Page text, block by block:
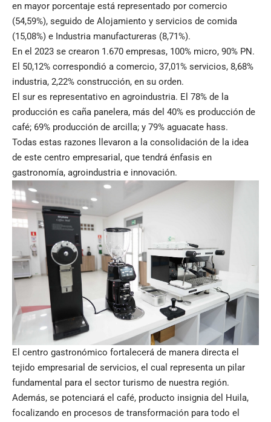
en mayor porcentaje está representado por comercio
(54,59%), seguido de Alojamiento y servicios de comida
(15,08%) e Industria manufactureras (8,71%).
En el 2023 se crearon 1.670 empresas, 100% micro, 90% PN.
El 50,12% correspondió a comercio, 37,01% servicios, 8,68%
industria, 2,22% construcción, en su orden.
El sur es representativo en agroindustria. El 78% de la
producción es caña panelera, más del 40% es producción de
café; 69% producción de arcilla; y 79% aguacate hass.
Todas estas razones llevaron a la consolidación de la idea
de este centro empresarial, que tendrá énfasis en
gastronomía, agroindustria e innovación.
El centro gastronómico fortalecerá de manera directa el
tejido empresarial de servicios, el cual representa un pilar
fundamental para el sector turismo de nuestra región.
Además, se potenciará el café, producto insignia del Huila,
focalizando en procesos de transformación para todo el